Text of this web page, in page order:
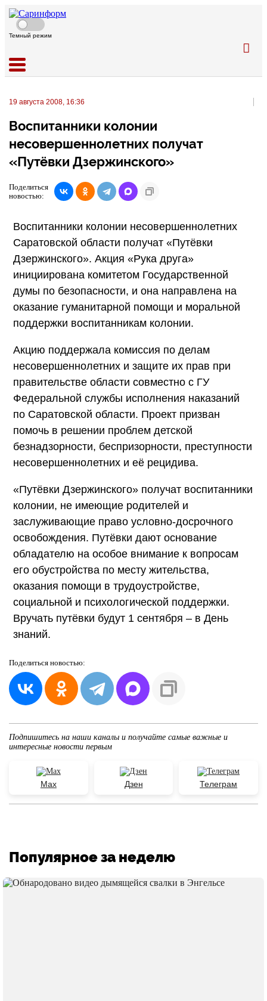
Темный режим
19 августа 2008, 16:36
Воспитанники колонии
несовершеннолетних получат
«Путёвки Дзержинского»
Поделиться
новостью:
Воспитанники колонии несовершеннолетних
Саратовской области получат «Путёвки
Дзержинского». Акция «Рука друга»
инициирована комитетом Государственной
думы по безопасности, и она направлена на
оказание гуманитарной помощи и моральной
поддержки воспитанникам колонии.
Акцию поддержала комиссия по делам
несовершеннолетних и защите их прав при
правительстве области совместно с ГУ
Федеральной службы исполнения наказаний
по Саратовской области. Проект призван
помочь в решении проблем детской
безнадзорности, беспризорности, преступности
несовершеннолетних и её рецидива.
«Путёвки Дзержинского» получат воспитанники
колонии, не имеющие родителей и
заслуживающие право условно-досрочного
освобождения. Путёвки дают основание
обладателю на особое внимание к вопросам
его обустройства по месту жительства,
оказания помощи в трудоустройстве,
социальной и психологической поддержки.
Вручать путёвки будут 1 сентября – в День
знаний.
Поделиться новостью:
Подпишитесь на наши каналы и получайте самые важные и
интересные новости первым
Max Дзен Телеграм
Популярное за неделю